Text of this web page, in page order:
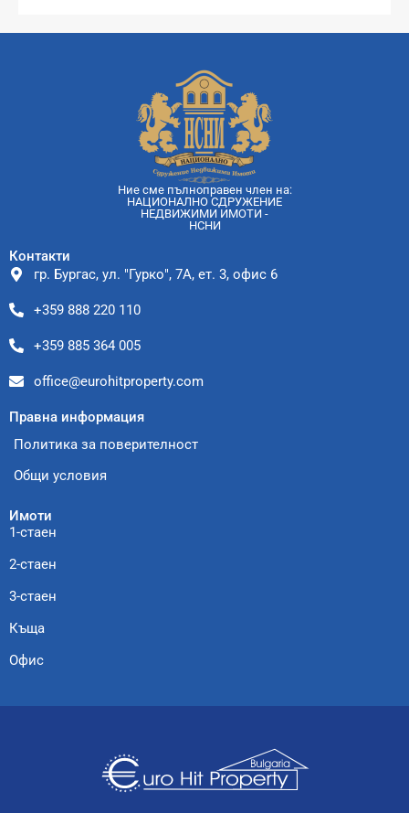
Ние сме пълноправен член на:
НАЦИОНАЛНО СДРУЖЕНИЕ
НЕДВИЖИМИ ИМОТИ -
НСНИ
Контакти
гр. Бургас, ул. "Гурко", 7А, ет. 3, офис 6
+359 888 220 110
+359 885 364 005
office@eurohitproperty.com
Правна информация
Политика за поверителност
Общи условия
Имоти
1-стаен
2-стаен
3-стаен
Къща
Офис